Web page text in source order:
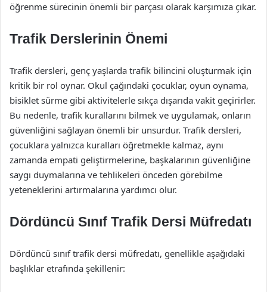
öğrenme sürecinin önemli bir parçası olarak karşımıza çıkar.
Trafik Derslerinin Önemi
Trafik dersleri, genç yaşlarda trafik bilincini oluşturmak için
kritik bir rol oynar. Okul çağındaki çocuklar, oyun oynama,
bisiklet sürme gibi aktivitelerle sıkça dışarıda vakit geçirirler.
Bu nedenle, trafik kurallarını bilmek ve uygulamak, onların
güvenliğini sağlayan önemli bir unsurdur. Trafik dersleri,
çocuklara yalnızca kuralları öğretmekle kalmaz, aynı
zamanda empati geliştirmelerine, başkalarının güvenliğine
saygı duymalarına ve tehlikeleri önceden görebilme
yeteneklerini artırmalarına yardımcı olur.
Dördüncü Sınıf Trafik Dersi Müfredatı
Dördüncü sınıf trafik dersi müfredatı, genellikle aşağıdaki
başlıklar etrafında şekillenir: